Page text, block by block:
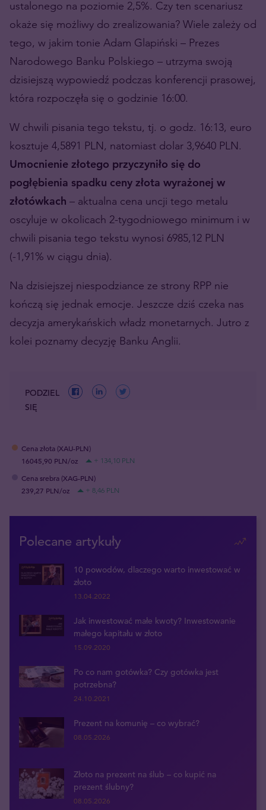
ustalonego na poziomie 2,5%. Czy ten scenariusz
okaże się możliwy do zrealizowania? Wiele zależy od
tego, w jakim tonie Adam Glapiński – Prezes
Narodowego Banku Polskiego – utrzyma swoją
dzisiejszą wypowiedź podczas konferencji prasowej,
która rozpoczęła się o godzinie 16:00.
W chwili pisania tego tekstu, tj. o godz. 16:13, euro
kosztuje 4,5891 PLN, natomiast dolar 3,9640 PLN.
Umocnienie złotego przyczyniło się do
pogłębienia spadku ceny złota wyrażonej w
złotówkach – aktualna cena uncji tego metalu
oscyluje w okolicach 2-tygodniowego minimum i w
chwili pisania tego tekstu wynosi 6985,12 PLN
(-1,91% w ciągu dnia).
Na dzisiejszej niespodziance ze strony RPP nie
kończą się jednak emocje. Jeszcze dziś czeka nas
decyzja amerykańskich władz monetarnych. Jutro z
kolei poznamy decyzję Banku Anglii.
PODZIEL
SIĘ
Cena złota (XAU-PLN)
16045,90 PLN/oz
+ 134,10 PLN
Cena srebra (XAG-PLN)
239,27 PLN/oz
+ 8,46 PLN
Polecane artykuły
10 powodów, dlaczego warto inwestować w
złoto
13.04.2022
Jak inwestować małe kwoty? Inwestowanie
małego kapitału w złoto
15.09.2020
Po co nam gotówka? Czy gotówka jest
potrzebna?
24.10.2021
Prezent na komunię – co wybrać?
08.05.2026
Złoto na prezent na ślub – co kupić na
prezent ślubny?
08.05.2026